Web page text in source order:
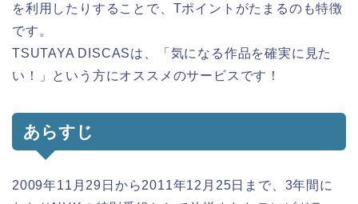
を利用したりすることで、Tポイントがたまるのも特徴
です。
TSUTAYA DISCASは、「気になる作品を確実に見た
い！」という方にオススメのサービスです！
あらすじ
2009年11月29日から2011年12月25日まで、3年間に